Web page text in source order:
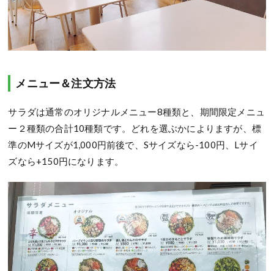
メニュー＆注文方法
サラダは通常のオリジナルメニュー8種類と、期間限定メニュ
ー２種類の合計10種類です。どれを選ぶかによりますが、標
準のMサイズが1,000円前後で、Sサイズなら-100円、Lサイ
ズなら+150円になります。